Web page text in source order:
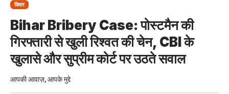
विचार
Bihar Bribery Case: पोस्टमैन की
गिरफ्तारी से खुली रिश्वत की चेन, CBI के
खुलासे और सुप्रीम कोर्ट पर उठते सवाल
आपकी आवाज़, आपके मुद्दे